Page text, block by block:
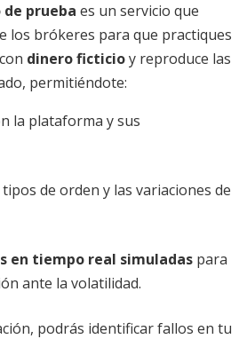
prueba es un servicio que
los brókeres para que practiques
dinero ficticioy reproduce las
permitiéndote:
la plataforma y sus
de orden y las variaciones de
en tiempo real simuladas para
ante la volatilidad.
podrás identificar fallos en tu